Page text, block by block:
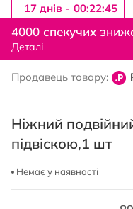
Перейти
до
початку
галереї
4000 спекучих
Деталі
17 днiв - 00:22:44
Продавець товару:
Ніжний
підвіскою,1 шт
Немає у наявності